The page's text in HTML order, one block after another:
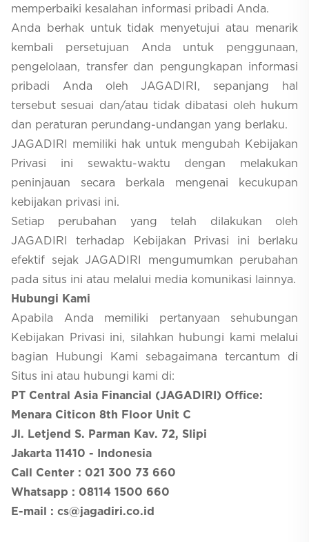
memperbaiki kesalahan informasi pribadi Anda.
Anda berhak untuk tidak menyetujui atau menarik
kembali persetujuan Anda untuk penggunaan,
pengelolaan, transfer dan pengungkapan informasi
pribadi Anda oleh JAGADIRI, sepanjang hal
tersebut sesuai dan/atau tidak dibatasi oleh hukum
dan peraturan perundang-undangan yang berlaku.
JAGADIRI memiliki hak untuk mengubah Kebijakan
Privasi ini sewaktu-waktu dengan melakukan
peninjauan secara berkala mengenai kecukupan
kebijakan privasi ini.
Setiap perubahan yang telah dilakukan oleh
JAGADIRI terhadap Kebijakan Privasi ini berlaku
efektif sejak JAGADIRI mengumumkan perubahan
pada situs ini atau melalui media komunikasi lainnya.
Hubungi Kami
Apabila Anda memiliki pertanyaan sehubungan
Kebijakan Privasi ini, silahkan hubungi kami melalui
bagian Hubungi Kami sebagaimana tercantum di
Situs ini atau hubungi kami di:
PT Central Asia Financial (JAGADIRI) Office:
Menara Citicon 8th Floor Unit C
Jl. Letjend S. Parman Kav. 72, Slipi
Jakarta 11410 - Indonesia
Call Center : 021 300 73 660
Whatsapp : 08114 1500 660
E-mail : cs@jagadiri.co.id